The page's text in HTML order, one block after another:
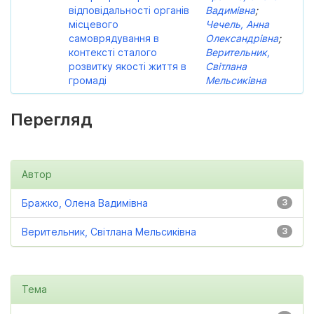
відповідальності органів
місцевого
самоврядування в
контексті сталого
розвитку якості життя в
громаді
Вадимівна;
Чечель, Анна
Олександрівна;
Верительник,
Світлана
Мельсиківна
Перегляд
Автор
3
Бражко, Олена Вадимівна
3
Верительник, Світлана Мельсиківна
Тема